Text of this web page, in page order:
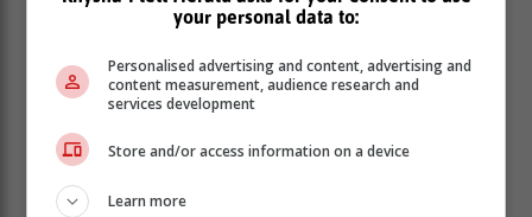
your personal data to:
Personalised advertising and content, advertising and
content measurement, audience research and
services development
Store and/or access information on a device
Learn more